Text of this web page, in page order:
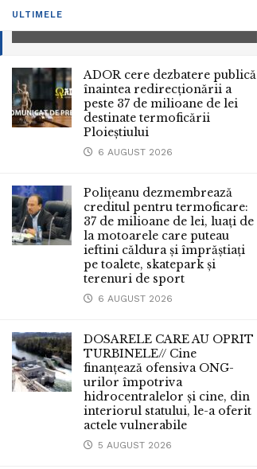
ULTIMELE
ADOR cere dezbatere publică
înaintea redirecționării a
peste 37 de milioane de lei
destinate termoficării
Ploieștiului
6 AUGUST 2026
Polițeanu dezmembrează
creditul pentru termoficare:
37 de milioane de lei, luați de
la motoarele care puteau
ieftini căldura și împrăștiați
pe toalete, skatepark și
terenuri de sport
6 AUGUST 2026
DOSARELE CARE AU OPRIT
TURBINELE// Cine
finanțează ofensiva ONG-
urilor împotriva
hidrocentralelor și cine, din
interiorul statului, le-a oferit
actele vulnerabile
5 AUGUST 2026